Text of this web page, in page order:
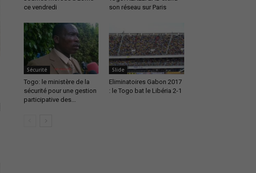
ce vendredi
son réseau sur Paris
Sécurité
Togo: le ministère de la
sécurité pour une gestion
participative des...
Slide
Eliminatoires Gabon 2017
: le Togo bat le Libéria 2-1